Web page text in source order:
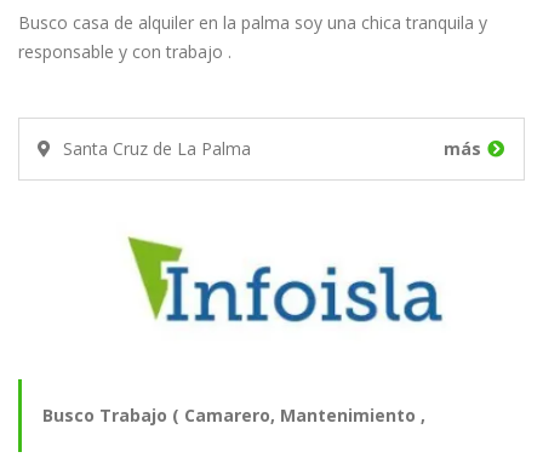
tranquila y…
Busco casa de alquiler en la palma soy una chica tranquila y
responsable y con trabajo .
Santa Cruz de La Palma más
Busco Trabajo ( Camarero, Mantenimiento ,